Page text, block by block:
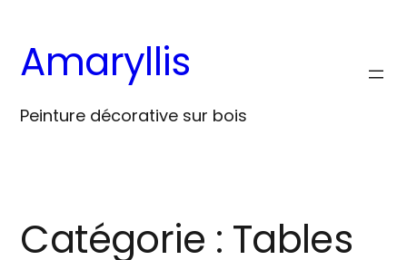
contenu
Amaryllis
Peinture décorative sur bois
Catégorie : Tables